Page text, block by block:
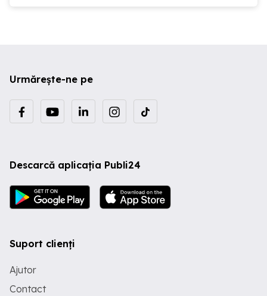
Urmărește-ne pe
Descarcă aplicația Publi24
Suport clienți
Ajutor
Contact